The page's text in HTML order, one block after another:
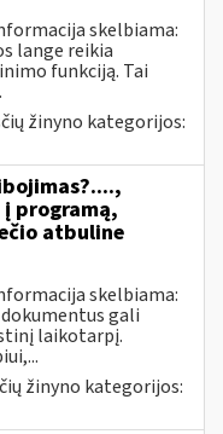
skelbiama:
lange reikia
funkciją. Tai
žinyno kategorijos:
į programą,
atbuline
skelbiama:
gali
laikotarpį.
žinyno kategorijos: